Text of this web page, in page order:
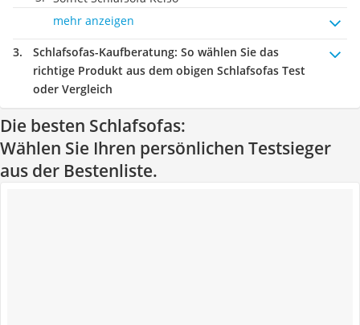
mehr anzeigen
Schlafsofas-Kaufberatung: So wählen Sie das
richtige Produkt aus dem obigen Schlafsofas Test
oder Vergleich
Die besten Schlafsofas:
Wählen Sie Ihren persönlichen Testsieger
aus der Bestenliste.